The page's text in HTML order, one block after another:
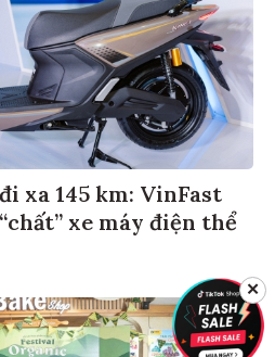
xa 145 km: VinFast
xe máy điện thể
✕